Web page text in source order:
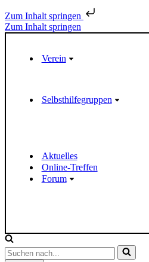
Zum Inhalt springen
Zum Inhalt springen
Verein
Selbsthilfegruppen
Aktuelles
Online-Treffen
Forum
S